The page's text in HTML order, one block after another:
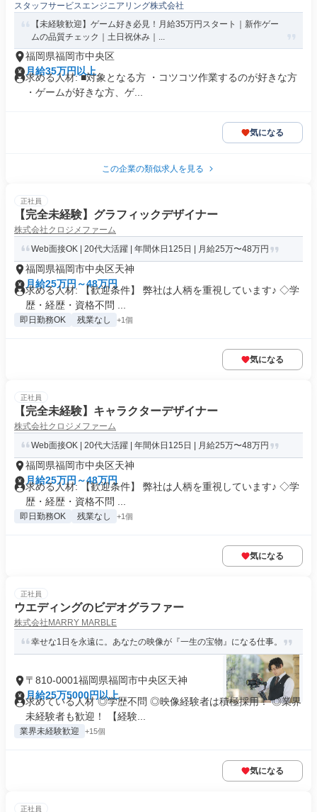
スタッフサービスエンジニアリング株式会社
【未経験歓迎】ゲーム好き必見！月給35万円スタート｜新作ゲー
ムの品質チェック｜土日祝休み｜...
福岡県福岡市中央区
月給35万円以上
求める人材: ■対象となる方 ・コツコツ作業するのが好きな方
・ゲームが好きな方、ゲ...
気になる
この企業の類似求人を見る
正社員
【完全未経験】グラフィックデザイナー
株式会社クロジメファーム
Web面接OK | 20代大活躍 | 年間休日125日 | 月給25万〜48万円
福岡県福岡市中央区天神
月給25万円～48万円
求める人材: 【歓迎条件】 弊社は人柄を重視しています♪ ◇学
歴・経歴・資格不問 ...
即日勤務OK 残業なし +1個
気になる
正社員
【完全未経験】キャラクターデザイナー
株式会社クロジメファーム
Web面接OK | 20代大活躍 | 年間休日125日 | 月給25万〜48万円
福岡県福岡市中央区天神
月給25万円～48万円
求める人材: 【歓迎条件】 弊社は人柄を重視しています♪ ◇学
歴・経歴・資格不問 ...
即日勤務OK 残業なし +1個
気になる
正社員
ウエディングのビデオグラファー
株式会社MARRY MARBLE
幸せな1日を永遠に。あなたの映像が『一生の宝物』になる仕事。
〒810-0001福岡県福岡市中央区天神
月給25万5000円以上
求めている人材 ◎学歴不問 ◎映像経験者は積極採用！ ◎業界
未経験者も歓迎！ 【経験...
業界未経験歓迎 +15個
気になる
正社員